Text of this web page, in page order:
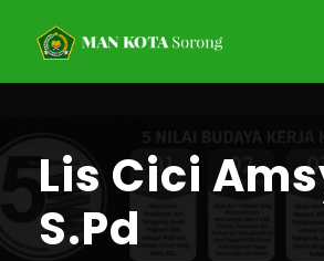
Lis Cici
S.Pd